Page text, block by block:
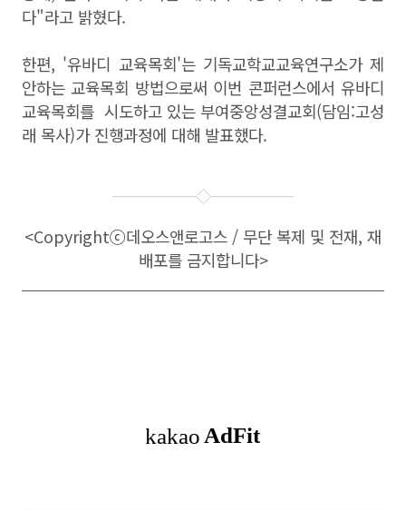
다"라고 밝혔다.
한편, '유바디 교육목회'는 기독교학교교육연구소가 제
안하는 교육목회 방법으로써 이번 콘퍼런스에서 유바디
교육목회를 시도하고 있는 부여중앙성결교회(담임:고성
래 목사)가 진행과정에 대해 발표했다.
<Copyrightⓒ데오스앤로고스 / 무단 복제 및 전재, 재
배포를 금지합니다>